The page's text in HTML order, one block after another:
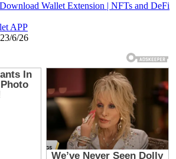
Wallet Extension | NFTs and DeFi
APP
23/6/26